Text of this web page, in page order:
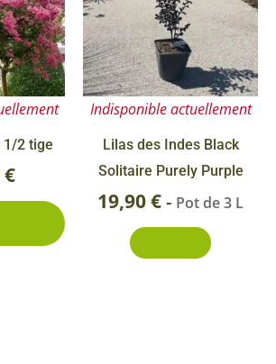
1/2 tige
€
plusieurs
variations.
Les
options
peuvent
choisies
la
Indisponible actuellement
Lilas des Indes Black
Solitaire Purely Purple
19,90€- Pot de 3 L